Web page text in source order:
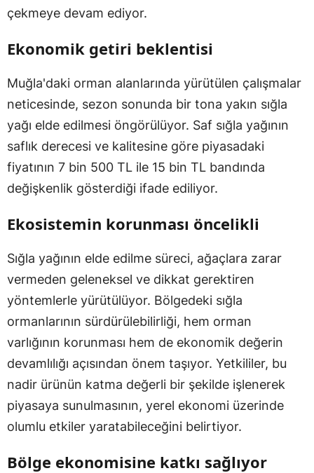
çekmeye devam ediyor.
Ekonomik getiri beklentisi
Muğla'daki orman alanlarında yürütülen çalışmalar
neticesinde, sezon sonunda bir tona yakın sığla
yağı elde edilmesi öngörülüyor. Saf sığla yağının
saflık derecesi ve kalitesine göre piyasadaki
fiyatının 7 bin 500 TL ile 15 bin TL bandında
değişkenlik gösterdiği ifade ediliyor.
Ekosistemin korunması öncelikli
Sığla yağının elde edilme süreci, ağaçlara zarar
vermeden geleneksel ve dikkat gerektiren
yöntemlerle yürütülüyor. Bölgedeki sığla
ormanlarının sürdürülebilirliği, hem orman
varlığının korunması hem de ekonomik değerin
devamlılığı açısından önem taşıyor. Yetkililer, bu
nadir ürünün katma değerli bir şekilde işlenerek
piyasaya sunulmasının, yerel ekonomi üzerinde
olumlu etkiler yaratabileceğini belirtiyor.
Bölge ekonomisine katkı sağlıyor